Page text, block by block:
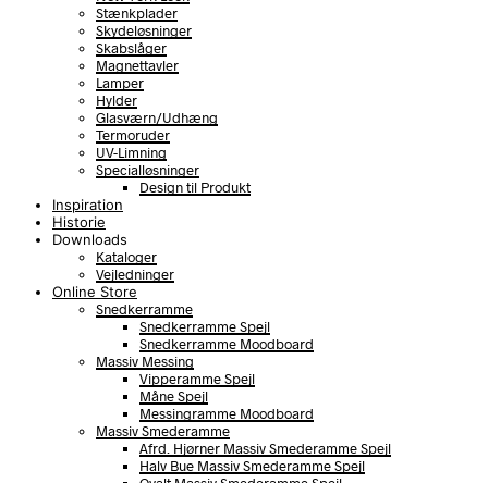
Stænkplader
Skydeløsninger
Skabslåger
Magnettavler
Lamper
Hylder
Glasværn/Udhæng
Termoruder
UV-Limning
Specialløsninger
Design til Produkt
Inspiration
Historie
Downloads
Kataloger
Vejledninger
Online Store
Snedkerramme
Snedkerramme Spejl
Snedkerramme Moodboard
Massiv Messing
Vipperamme Spejl
Måne Spejl
Messingramme Moodboard
Massiv Smederamme
Afrd. Hjørner Massiv Smederamme Spejl
Halv Bue Massiv Smederamme Spejl